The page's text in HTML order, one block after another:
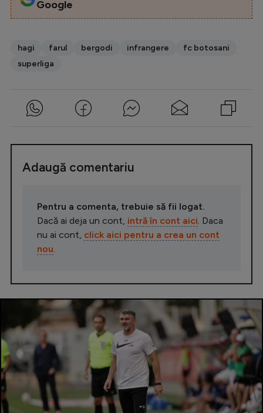
Google
hagi farul bergodi infrangere
fc botosani
superliga
Adaugă comentariu
Pentru a comenta, trebuie să fii logat.
Dacă ai deja un cont, intră în cont aici. Daca
nu ai cont, click aici pentru a crea un cont
nou.